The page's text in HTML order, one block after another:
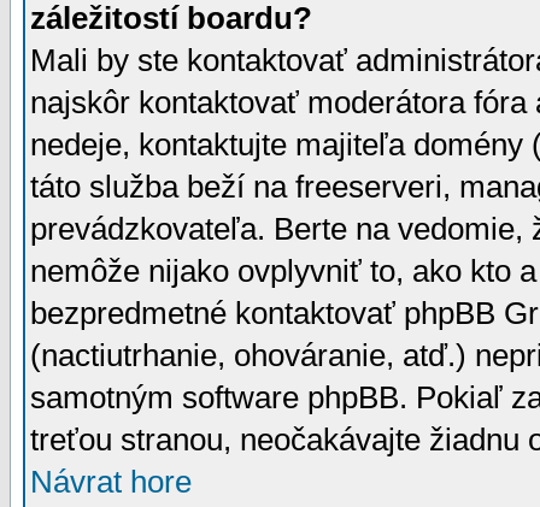
záležitostí boardu?
Mali by ste kontaktovať
najskôr kontaktovať moderátora
nedeje, kontaktujte majiteľa
táto služba beží na freeserveri,
prevádzkovateľa. Berte na vedomie,
nemôže nijako ovplyvniť to, ako kto
bezpredmetné kontaktovať phpBB
(nactiutrhanie, ohováranie, atď.)
samotným software phpBB. Pokiaľ
treťou stranou, neočakávajte žiadnu
Návrat hore